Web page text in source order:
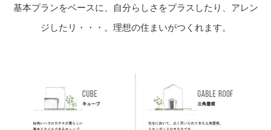
基本プランをベースに、自分らしさをプラスしたり、アレン
ジしたリ・・・。理想の住まいがつくれます。